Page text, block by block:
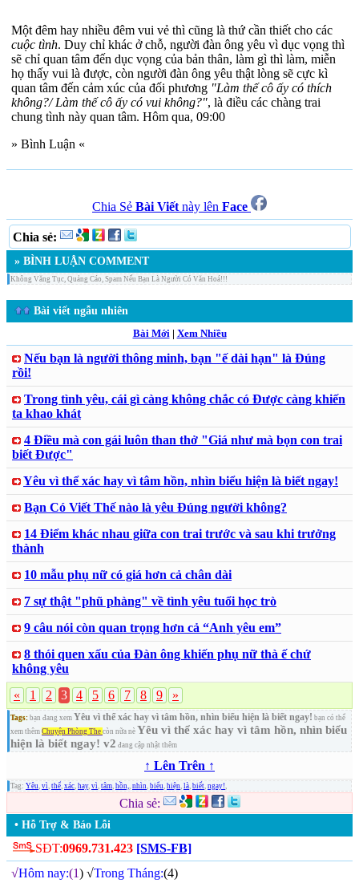
Một đêm hay nhiều đêm vui vẻ thì cũng là thứ cần thiết cho các
cuộc tình. Duy chỉ khác ở chỗ, người đàn ông yêu vì dục vọng thì
sẽ chỉ quan tâm đến dục vọng của bản thân, làm gì thì làm, miễn
họ thấy vui là được, còn người đàn ông yêu thật lòng sẽ cực kì
quan tâm đến cảm xúc của đối phương "Làm thế cô ấy có thích
không?/ Làm thế cô ấy có vui không?", là điều các chàng trai
chung tình này quan tâm. Hôm qua, 09:00
» Bình Luận «
Chia Sẻ Bài Viết này lên Face
Chia sẻ:
» BÌNH LUẬN COMMENT
Không Văng Tục, Quảng Cáo, Spam Nếu Bạn Là Người Có Văn Hoá!!!
Bài viết ngẫu nhiên
Bài Mới| Xem Nhiều
Nếu bạn là người thông minh, bạn "ế dài hạn" là Đúng
rồi!
Trong tình yêu, cái gì càng không chắc có Được càng khiến
ta khao khát
4 Điều mà con gái luôn than thở "Giá như mà bọn con trai
biết Được"
Yêu vì thể xác hay vì tâm hồn, nhìn biểu hiện là biết ngay!
Bạn Có Viết Thế nào là yêu Đúng người không?
14 Điểm khác nhau giữa con trai trước và sau khi trưởng
thành
10 mẫu phụ nữ có giá hơn cả chân dài
7 sự thật "phũ phàng" về tình yêu tuổi học trò
9 câu nói còn quan trọng hơn cả “Anh yêu em”
8 thói quen xấu của Đàn ông khiến phụ nữ thà ế chứ
không yêu
«
1 2 3 4 5 6 7 8 9 »
Tags: bạn đang xem Yêu vì thể xác hay vì tâm hồn, nhìn biểu hiện là biết ngay! bạn có thể
xem thêm Chuyện Phòng The còn nữa nè Yêu vì thể xác hay vì tâm hồn, nhìn biểu
hiện là biết ngay! v2 đang cập nhật thêm
↑ Lên Trên ↑
Tag: Yêu, vì, thể, xác, hay, vì, tâm, hồn,, nhìn, biểu, hiện, là, biết, ngay!,
Chia sẻ:
• Hỗ Trợ & Báo Lỗi
SĐT:0969.731.423 [SMS-FB]
√Hôm nay:(1) √Trong Tháng:(4)